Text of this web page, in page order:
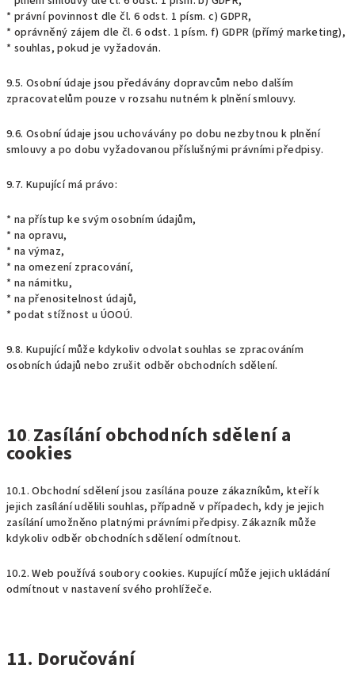
* právní povinnost dle čl. 6 odst. 1 písm. c) GDPR,
* oprávněný zájem dle čl. 6 odst. 1 písm. f) GDPR (přímý marketing),
* souhlas, pokud je vyžadován.
9.5. Osobní údaje jsou předávány dopravcům nebo dalším
zpracovatelům pouze v rozsahu nutném k plnění smlouvy.
9.6. Osobní údaje jsou uchovávány po dobu nezbytnou k plnění
smlouvy a po dobu vyžadovanou příslušnými právními předpisy.
9.7. Kupující má právo:
* na přístup ke svým osobním údajům,
* na opravu,
* na výmaz,
* na omezení zpracování,
* na námitku,
* na přenositelnost údajů,
* podat stížnost u ÚOOÚ.
9.8. Kupující může kdykoliv odvolat souhlas se zpracováním
osobních údajů nebo zrušit odběr obchodních sdělení.
10. Zasílání obchodních sdělení a
cookies
10.1. Obchodní sdělení jsou zasílána pouze zákazníkům, kteří k
jejich zasílání udělili souhlas, případně v případech, kdy je jejich
zasílání umožněno platnými právními předpisy. Zákazník může
kdykoliv odběr obchodních sdělení odmítnout.
10.2. Web používá soubory cookies. Kupující může jejich ukládání
odmítnout v nastavení svého prohlížeče.
11. Doručování